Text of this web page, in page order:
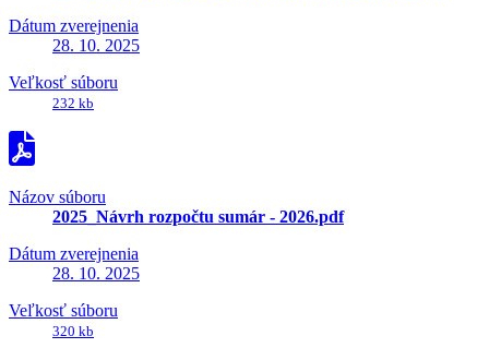
Dátum zverejnenia
28. 10. 2025
Veľkosť súboru
232 kb
Názov súboru
2025_Návrh rozpočtu sumár - 2026.pdf
Dátum zverejnenia
28. 10. 2025
Veľkosť súboru
320 kb